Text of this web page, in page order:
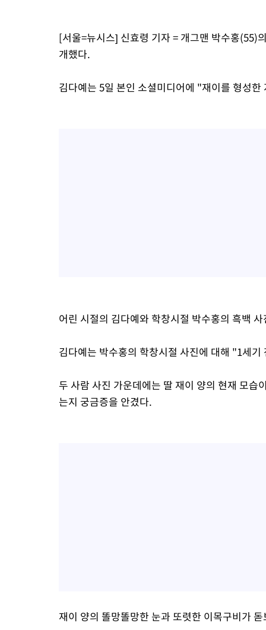
[서울=뉴시스] 신효령 기자 = 개그맨 박수홍(55)
개했다.
김다예는 5일 본인 소셜미디어에 "재이를 형성
어린 시절의 김다예와 학창시절 박수홍의 흑백
김다예는 박수홍의 학창시절 사진에 대해 "1세
두 사람 사진 가운데에는 딸 재이 양의 현재 모습
는지 궁금증을 안겼다.
재이 양의 똘망똘망한 눈과 또렷한 이목구비가